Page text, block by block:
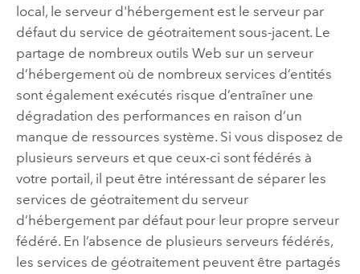
local, le serveur d'hébergement est le serveur par
défaut du service de géotraitement sous-jacent. Le
partage de nombreux outils Web sur un serveur
d’hébergement où de nombreux services d’entités
sont également exécutés risque d’entraîner une
dégradation des performances en raison d’un
manque de ressources système. Si vous disposez de
plusieurs serveurs et que ceux-ci sont fédérés à
votre portail, il peut être intéressant de séparer les
services de géotraitement du serveur
d’hébergement par défaut pour leur propre serveur
fédéré. En l’absence de plusieurs serveurs fédérés,
les services de géotraitement peuvent être partagés